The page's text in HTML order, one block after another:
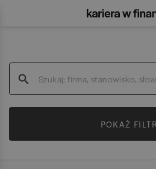
POKAŻ